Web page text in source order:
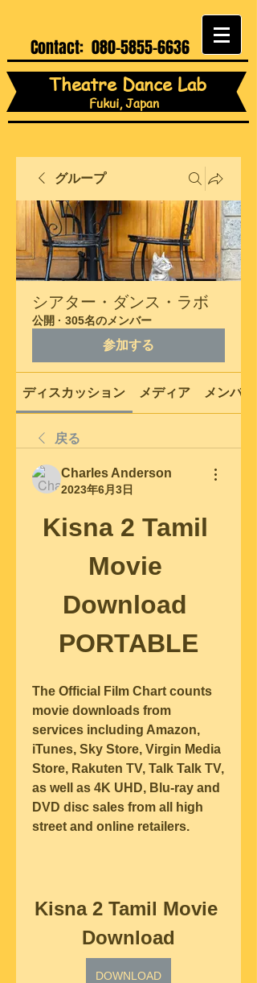
Contact: 080-5855-6636
Theatre Dance Lab
Fukui, Japan
グループ
シアター・ダンス・ラボ
公開 · 305名のメンバー
参加する
ディスカッション メディア メンバー
戻る
Charles Anderson
2023年6月3日
Kisna 2 Tamil
Movie
Download
PORTABLE
The Official Film Chart counts
movie downloads from
services including Amazon,
iTunes, Sky Store, Virgin Media
Store, Rakuten TV, Talk Talk TV,
as well as 4K UHD, Blu-ray and
DVD disc sales from all high
street and online retailers.
Kisna 2 Tamil Movie
Download
DOWNLOAD